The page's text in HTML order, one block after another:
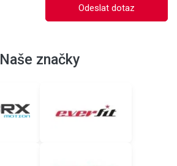
Odeslat dotaz
Naše značky